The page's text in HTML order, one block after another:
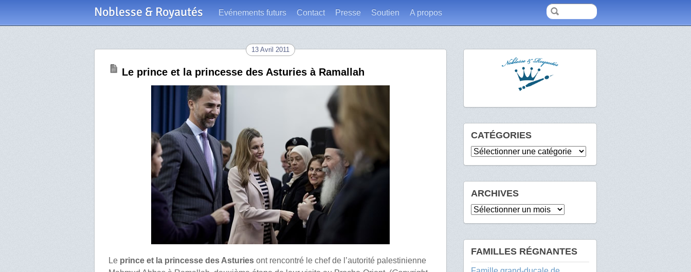
Noblesse & Royautés Evénements futurs Contact Presse Soutien A propos
13 Avril 2011
Le prince et la princesse des Asturies à Ramallah
Le prince et la princesse des Asturiesont rencontré le chef de l’autorité palestinienne
CATÉGORIES
Catégories
ARCHIVES
Archives
FAMILLES RÉGNANTES